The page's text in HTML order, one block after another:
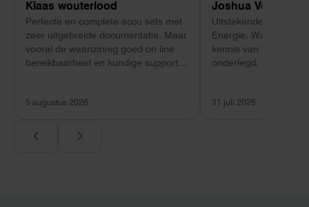
Klaas wouterlood
Perfecte en complete accu sets met
zeer uitgebreide documentatie. Maar
vooral de waanzinnig goed on line
bereikbaarheid en kundige support
5 augustus 2026
Joshua Verdonk
Uitstekende ervaring
Energie. Wat vooral
kennis van zaken:
onderlegd, heldere
Ook de nazorg is
31 juli 2026